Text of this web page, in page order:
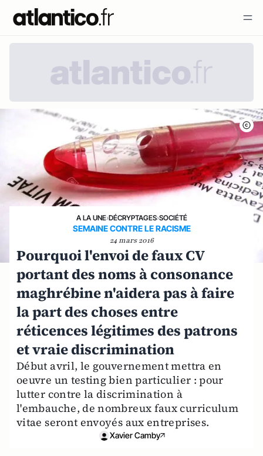
A LA UNE›DÉCRYPTAGES›SOCIÉTÉ
SEMAINE CONTRE LE RACISME
24 mars 2016
Pourquoi l'envoi de faux CV
portant des noms à consonance
maghrébine n'aidera pas à faire
la part des choses entre
réticences légitimes des patrons
et vraie discrimination
Début avril, le gouvernement mettra en
oeuvre un testing bien particulier : pour
lutter contre la discrimination à
l'embauche, de nombreux faux curriculum
vitae seront envoyés aux entreprises.
Xavier Camby